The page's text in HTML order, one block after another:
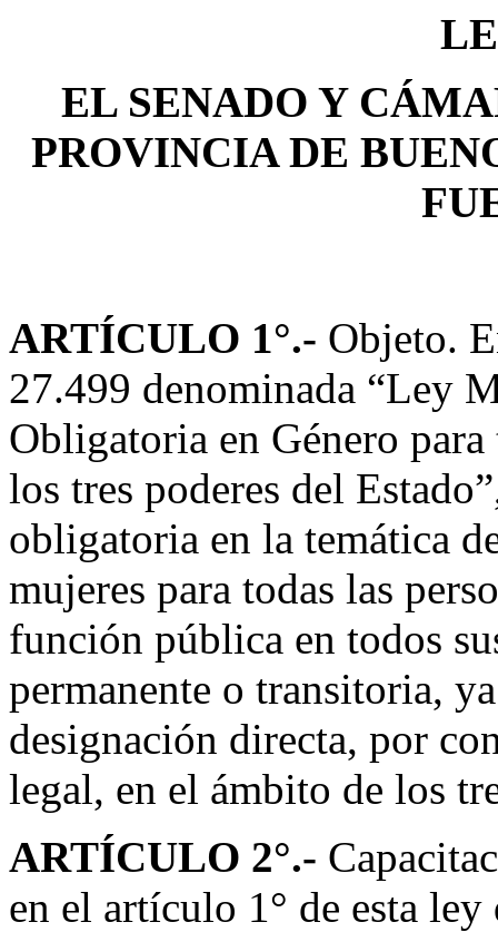
EL SENADO Y
PROVINCIA DE
ARTÍCULO 1°.- Objeto.
27.499 denominada “Ley
Obligatoria en Género
los tres poderes del
obligatoria en la temática
mujeres para todas las
función pública en todos
permanente o transitoria,
designación directa, por
legal, en el ámbito de los
ARTÍCULO 2°.-
en el artículo 1° de esta